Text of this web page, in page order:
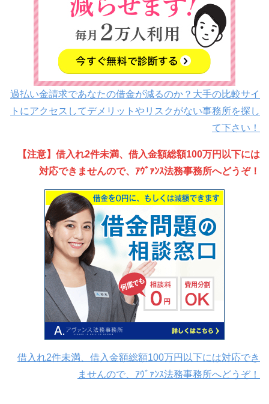
過払い金請求であなたの借金が減るのか？大手の比較サイ
トにアクセスしてデメリットやリスクがない事務所を探し
て下さい！
【注意】借入れ2件未満、借入金額総額100万円以下には
対応できませんので、ｱｳﾞｧﾝｽ法務事務所へどうぞ！
借入れ2件未満、借入金額総額100万円以下には対応でき
ませんので、ｱｳﾞｧﾝｽ法務事務所へどうぞ！